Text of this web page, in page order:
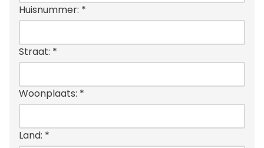
Huisnummer: *
Straat: *
Woonplaats: *
Land: *